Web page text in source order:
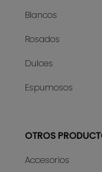
Blancos
Rosados
Dulces
Espumosos
OTROS
Accesorios